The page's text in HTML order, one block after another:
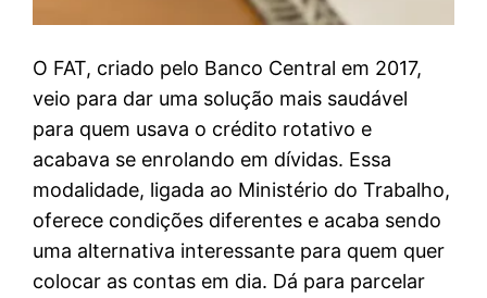
O FAT, criado pelo Banco Central em 2017,
veio para dar uma solução mais saudável
para quem usava o crédito rotativo e
acabava se enrolando em dívidas. Essa
modalidade, ligada ao Ministério do Trabalho,
oferece condições diferentes e acaba sendo
uma alternativa interessante para quem quer
colocar as contas em dia. Dá para parcelar